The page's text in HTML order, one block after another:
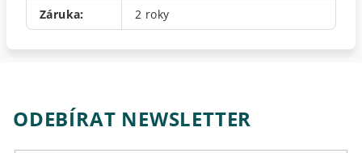
Záruka: 2 roky
ODEBÍRAT NEWSLETTER